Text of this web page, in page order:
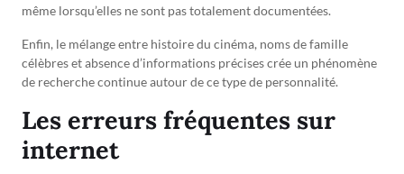
même lorsqu’elles ne sont pas totalement documentées.
Enfin, le mélange entre histoire du cinéma, noms de famille
célèbres et absence d’informations précises crée un phénomène
de recherche continue autour de ce type de personnalité.
Les erreurs fréquentes sur
internet